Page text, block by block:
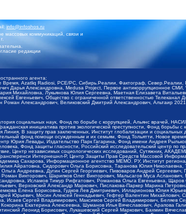
info@infoshos.ru
коммуникаций, связи и
редакции
агента:
Azatliq Radiosi, PCE/PC, Сибирь.Реалии, Фактограф,
Дарья Александровна, Medusa Project, Первое антикоррупционное
Михайловна, Лукьянова Юлия Сергеевна, Маетная Елизавета
Евгеньевич, Общество с ограниченной ответственностью
Александрович, Великовский Дмитрий Александрович, Альтаир
социальных наук, Фонд по борьбе с коррупцией, Альянс врачей,
инициатива против экологической преступности, Фонд борьбы
Линия, В защиту прав заключенных, Институт глобализации и
фонд помощи осужденным и их семьям, Фонд Тольятти, Новое
Юрия Левады, Издательство Парк Гагарина, Фонд имени Андрея
Фонд защиты гласности, Российский исследовательский центр по
Центр независимых социологических исследований, Сутяжник,
Интернешнл-Р, Центр Защиты Прав Средств Массовой
Сахарова, Информационное агентство МЕМО. РУ, Институт
Айратовна, Сидорович Ольга Борисовна, Таранова Юлия Николаевна,
Андреевна, Дугин Сергей Георгиевич, Пивоваров Андрей
Викторович, Шарипков Олег Викторович, Мальсагов Муса
Исламов Тимур Рифгатович, Романова Ольга Евгеньевна,
Верховский Александр Маркович, Пислакова-Паркер Марина
Елена Борисовна, Гудков Лев Дмитриевич, Илларионова Юлия
Юрьевич, Мосин Алексей Геннадьевич, Гефтер Валентин Михайлович,
Сергей Владимирович, Максимов Сергей Владимирович, Беляев
Екатерина Алексеевна, Шуманов Илья Вячеславович, Арапова
Леонид Борисович, Лукашевский Сергей Маркович, Бахмин